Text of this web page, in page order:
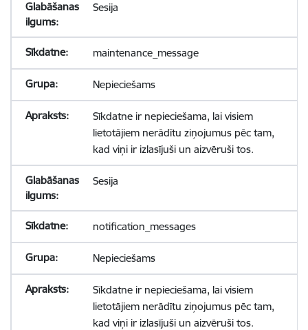
Sesija
maintenance_message
Nepieciešams
Sīkdatne ir nepieciešama, lai visiem
lietotājiem nerādītu ziņojumus pēc tam,
kad viņi ir izlasījuši un aizvēruši tos.
Sesija
notification_messages
Nepieciešams
Sīkdatne ir nepieciešama, lai visiem
lietotājiem nerādītu ziņojumus pēc tam,
kad viņi ir izlasījuši un aizvēruši tos.